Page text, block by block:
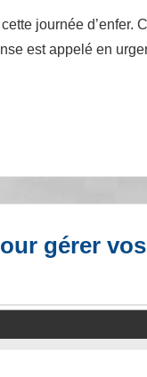
journée d’enfer.
est appelé en
gérer